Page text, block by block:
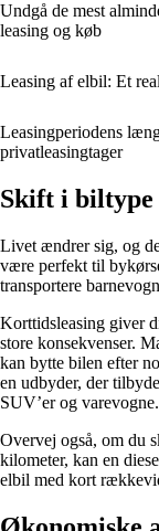
Undgå de mest
leasing og køb
Leasing af elbil: Et
Leasingperiodens
privatleasingtager
Skift i
Livet ændrer sig, og
være perfekt til
transportere
Korttidsleasing giver
store konsekvenser.
kan bytte bilen efter
en udbyder, der
SUV’er og varevogne.
Overvej også, om du
kilometer, kan en
elbil med kort